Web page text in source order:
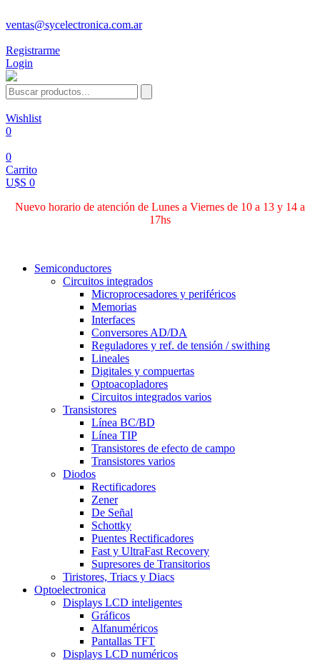
ventas@sycelectronica.com.ar
Registrarme
Login
Wishlist
0
0
Carrito
U$S 0
Nuevo horario de atención de Lunes a Viernes de 10 a 13 y 14 a
17hs
Semiconductores
Circuitos integrados
Microprocesadores y periféricos
Memorias
Interfaces
Conversores AD/DA
Reguladores y ref. de tensión / swithing
Lineales
Digitales y compuertas
Optoacopladores
Circuitos integrados varios
Transistores
Línea BC/BD
Línea TIP
Transistores de efecto de campo
Transistores varios
Diodos
Rectificadores
Zener
De Señal
Schottky
Puentes Rectificadores
Fast y UltraFast Recovery
Supresores de Transitorios
Tiristores, Triacs y Diacs
Optoelectronica
Displays LCD inteligentes
Gráficos
Alfanuméricos
Pantallas TFT
Displays LCD numéricos